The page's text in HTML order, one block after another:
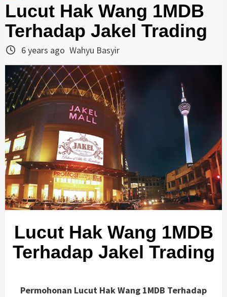
Lucut Hak Wang 1MDB
Terhadap Jakel Trading
6 years ago Wahyu Basyir
Lucut Hak Wang 1MDB
Terhadap Jakel Trading
Permohonan Lucut Hak Wang 1MDB Terhadap